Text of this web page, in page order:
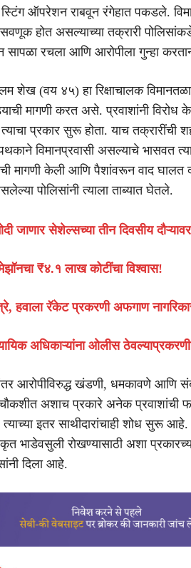
स्टिंग ऑपरेशन राबवून रंगेहात पकडले.
होत असल्याच्या तक्रारी पोलिसांकडे
सापळा रचला आणि आरोपीला गुन्हा
शेख (वय ४५) हा रिक्षाचालक
मागणी करत असे. प्रवाशांनी
प्रकार सुरू होता. याच तक्रारींची
विमानप्रवासी असल्याचे भासवत
मागणी केली आणि पैशांवरून वाद घालत
पोलिसांनी त्याला ताब्यात घेतले.
जाणार सेशेल्सच्या तीन दिवसीय दौऱ्यावर
₹४.१ लाख कोटींचा विश्वास!
हवाला रॅकेट प्रकरणी अफगाण
अधिकाऱ्यांना ओलीस
आरोपीविरुद्ध खंडणी, धमकावणे आणि
अशाच प्रकारे अनेक प्रवाशांची
इतर साथीदारांचाही शोध सुरू आहे.
भाडेवसुली रोखण्यासाठी अशा
दिला आहे.